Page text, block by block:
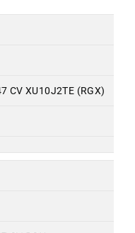
CV XU10J2TE (RGX)